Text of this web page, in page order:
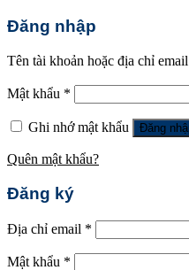
Đăng nhập
Tên tài khoản hoặc địa chỉ email
Mật khẩu *
Ghi nhớ mật khẩu Đăng
Quên mật khẩu?
Đăng ký
Địa chỉ email *
Mật khẩu *